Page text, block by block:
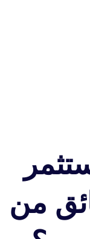
5 دقائق من